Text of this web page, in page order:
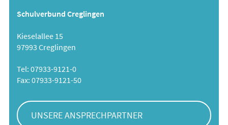
Schulverbund Creglingen
Kieselallee 15
97993 Creglingen
Tel: 07933-9121-0
Fax: 07933-9121-50
UNSERE ANSPRECHPARTNER